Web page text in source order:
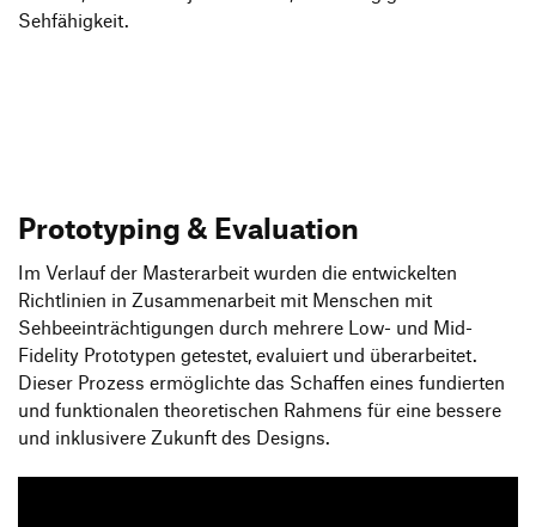
Sehfähigkeit.
Prototyping & Evaluation
Im Verlauf der Masterarbeit wurden die entwickelten
Richtlinien in Zusammenarbeit mit Menschen mit
Sehbeeinträchtigungen durch mehrere Low- und Mid-
Fidelity Prototypen getestet, evaluiert und überarbeitet.
Dieser Prozess ermöglichte das Schaffen eines fundierten
und funktionalen theoretischen Rahmens für eine bessere
und inklusivere Zukunft des Designs.